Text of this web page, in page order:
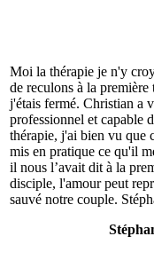
Moi la thérapie je n'y
de reculons à la
j'étais fermé. Christian a
professionnel et capable
thérapie, j'ai bien vu que
mis en pratique ce qu'il
il nous l’avait dit à la
disciple, l'amour peut
sauvé notre couple.